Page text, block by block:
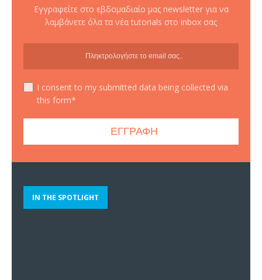
Εγγραφείτε στο εβδομαδιαίο μας newsletter για να
λαμβάνετε όλα τα νέα tutorials στο inbox σας
I consent to my submitted data being collected via
this form*
IN THE SPOTLIGHT